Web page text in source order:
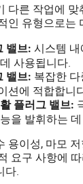
다른 작업에
인 유형으로는
밸브: 시스템
사용됩니다.
밸브: 복잡한
션에 적합합니
플러그 밸브:
을 발휘하는
용이성, 마모
요구 사항에
다.